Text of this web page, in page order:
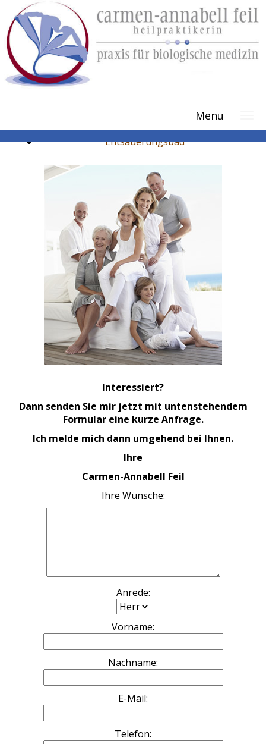
Menu
Leberwickel
Entsäuerungsbad
Interessiert?
Dann senden Sie mir jetzt mit untenstehendem
Formular eine kurze Anfrage.
Ich melde mich dann umgehend bei Ihnen.
Ihre
Carmen-Annabell Feil
Ihre Wünsche:
Anrede:
Vorname:
Nachname:
E-Mail:
Telefon: